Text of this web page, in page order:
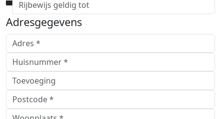
Adresgegevens